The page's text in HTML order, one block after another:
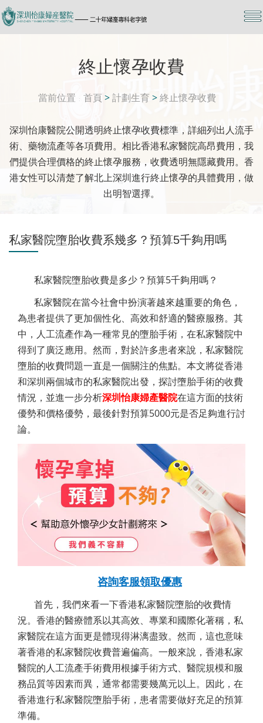
終止懷孕收費
當前位置 首頁 >計劃生育>終止懷孕收費
深圳怡康醫院公開透明終止懷孕收費標準，詳細列出人流手
術、藥物流產等各項費用。相比香港私家醫院高昂費用，我
們提供合理價格的終止懷孕服務，收費透明無隱藏費用。香
港女性可以清楚了解北上深圳進行終止懷孕的具體費用，做
出明智選擇。
私家醫院墮胎收費系幾多？預算5千夠用嗎
私家醫院墮胎收費是多少？預算5千夠用嗎？
私家醫院在當今社會中扮演著越來越重要的角色，
為患者提供了更加個性化、高效和舒適的醫療服務。其
中，人工流產作為一種常見的墮胎手術，在私家醫院中
得到了廣泛應用。然而，對於許多患者來說，私家醫院
墮胎的收費問題一直是一個關注的焦點。本文將從香港
和深圳兩個城市的私家醫院出發，探討墮胎手術的收費
情況，並進一步分析深圳怡康婦產醫院在這方面的技術
優勢和價格優勢，最後針對預算5000元是否足夠進行討
論。
咨詢客服領取優惠
首先，我們來看一下香港私家醫院墮胎的收費情
況。香港的醫療體系以其高效、專業和國際化著稱，私
家醫院在這方面更是體現得淋漓盡致。然而，這也意味
著香港的私家醫院收費普遍偏高。一般來說，香港私家
醫院的人工流產手術費用根據手術方式、醫院規模和服
務品質等因素而異，通常都需要幾萬元以上。因此，在
香港進行私家醫院墮胎手術，患者需要做好充足的預算
準備。